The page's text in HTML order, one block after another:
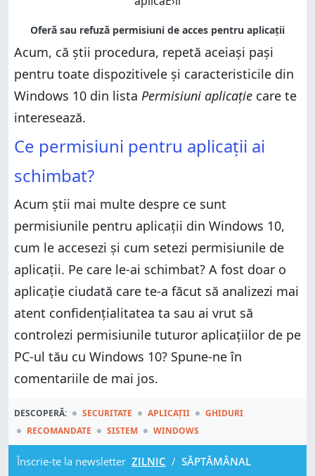
Acum, că știi procedura, repetă aceiași pași
pentru toate dispozitivele și caracteristicile din
Windows 10 din lista Permisiuni aplicație care te
interesează.
Ce permisiuni pentru aplicații ai
schimbat?
Acum știi mai multe despre ce sunt
permisiunile pentru aplicații din Windows 10,
cum le accesezi și cum setezi permisiunile de
aplicații. Pe care le-ai schimbat? A fost doar o
aplicație ciudată care te-a făcut să analizezi mai
atent confidențialitatea ta sau ai vrut să
controlezi permisiunile tuturor aplicațiilor de pe
PC-ul tău cu Windows 10? Spune-ne în
comentariile de mai jos.
DESCOPERĂ: SECURITATE APLICAȚII
GHIDURI
RECOMANDATE
SISTEM WINDOWS
Înscrie-te la newsletter ZILNIC / SĂPTĂMÂNAL